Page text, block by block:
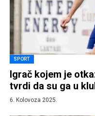
SPORT
Igrač kojem je
tvrdi da su ga u
6. Kolovoza 2025.